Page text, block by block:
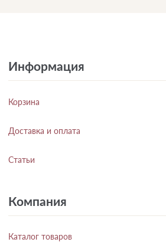
Информация
Корзина
Доставка и оплата
Статьи
Компания
Каталог товаров